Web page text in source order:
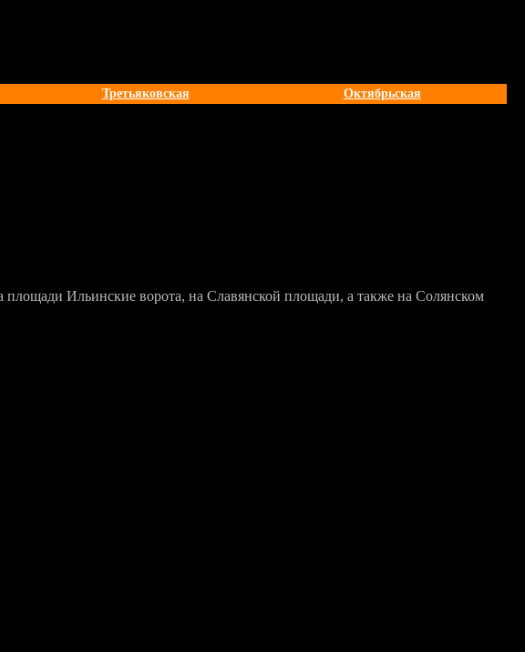
Третьяковская Октябрьская
Ильинские ворота, на Славянской площади, а также на Солянском